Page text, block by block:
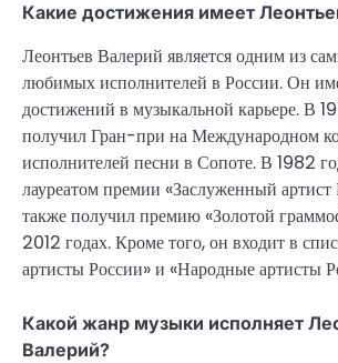
Какие достижения имеет
Леонтьев Валерий является одним из
любимых исполнителей в России. Он
достижений в музыкальной карьере. В
получил Гран-при на Международном
исполнителей песни в Сопоте. В 1982
лауреатом премии «Заслуженный
также получил премию «Золотой
2012 годах. Кроме того, он входит в
артисты России» и «Народные артисты
Какой жанр музыки исполняет
Валерий?